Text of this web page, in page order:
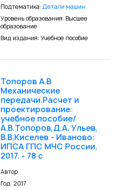
Подтематика: Детали машин
Уровень образования: Высшее
образование
Вид издания: Учебное пособие
Топоров А.В
Механические
передачи.Расчет и
проектирование:
учебное пособие/
А.В.Топоров,Д.А. Ульев,
В.В.Киселев - Иваново:
ИПСА ГПС МЧС России,
2017. - 78 с
Автор:
Год: 2017